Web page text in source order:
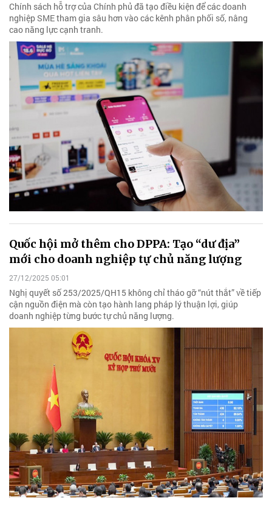
Chính sách hỗ trợ của Chính phủ đã tạo điều kiện để các doanh
nghiệp SME tham gia sâu hơn vào các kênh phân phối số, nâng
cao năng lực cạnh tranh.
Quốc hội mở thêm cho DPPA: Tạo “dư địa”
mới cho doanh nghiệp tự chủ năng lượng
27/12/2025 05:01
Nghị quyết số 253/2025/QH15 không chỉ tháo gỡ “nút thắt” về tiếp
cận nguồn điện mà còn tạo hành lang pháp lý thuận lợi, giúp
doanh nghiệp từng bước tự chủ năng lượng.